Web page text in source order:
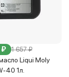
₽ 1 657 ₽
Liqui Moly
40 1л.